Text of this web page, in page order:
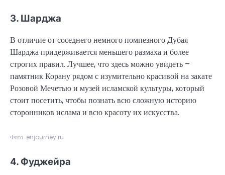
3. Шарджа
В отличие от соседнего немного помпезного Дубая
Шарджа придерживается меньшего размаха и более
строгих правил. Лучшее, что здесь можно увидеть –
памятник Корану рядом с изумительно красивой на закате
Розовой Мечетью и музей исламской культуры, который
стоит посетить, чтобы познать всю сложную историю
сторонников ислама и всю красоту их искусства.
Фото: enjourney.ru
4. Фуджейра